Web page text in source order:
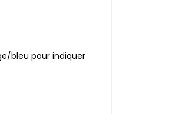
bleu pour indiquer